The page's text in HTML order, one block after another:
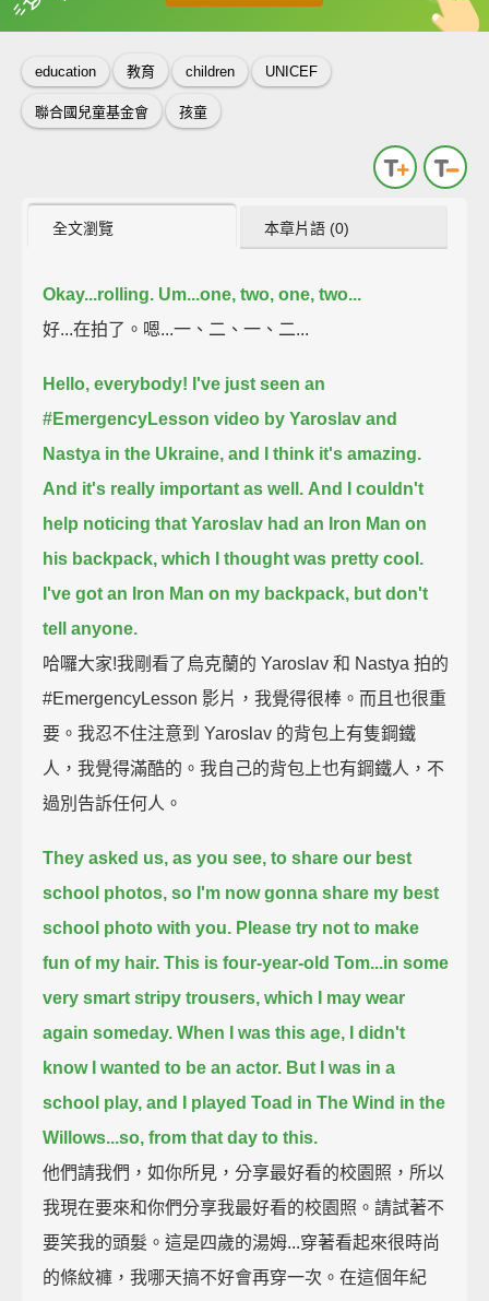
收錄佳句 中
英
education 教育 children UNICEF
聯合國兒童基金會 孩童
全文瀏覽 本章片語 (0)
Okay...rolling. Um...one, two, one, two...
好...在拍了。嗯...一、二、一、二...
Hello, everybody! I've just seen an
#EmergencyLesson video by Yaroslav and
Nastya in the Ukraine, and I think it's amazing.
And it's really important as well. And I couldn't
help noticing that Yaroslav had an Iron Man on
his backpack, which I thought was pretty cool.
I've got an Iron Man on my backpack, but don't
tell anyone.
哈囉大家!我剛看了烏克蘭的 Yaroslav 和 Nastya 拍的
#EmergencyLesson 影片，我覺得很棒。而且也很重
要。我忍不住注意到 Yaroslav 的背包上有隻鋼鐵
人，我覺得滿酷的。我自己的背包上也有鋼鐵人，不
過別告訴任何人。
They asked us, as you see, to share our best
school photos, so I'm now gonna share my best
school photo with you. Please try not to make
fun of my hair. This is four-year-old Tom...in some
very smart stripy trousers, which I may wear
again someday. When I was this age, I didn't
know I wanted to be an actor. But I was in a
school play, and I played Toad in The Wind in the
Willows...so, from that day to this.
他們請我們，如你所見，分享最好看的校園照，所以
我現在要來和你們分享我最好看的校園照。請試著不
要笑我的頭髮。這是四歲的湯姆...穿著看起來很時尚
的條紋褲，我哪天搞不好會再穿一次。在這個年紀